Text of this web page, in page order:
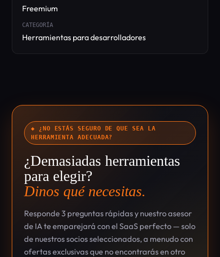
Freemium
CATEGORÍA
Herramientas para desarrolladores
◆ ¿NO ESTÁS SEGURO DE QUE SEA LA
HERRAMIENTA ADECUADA?
¿Demasiadas herramientas
para elegir?
Dinos qué necesitas.
Responde 3 preguntas rápidas y nuestro asesor
de IA te emparejará con el SaaS perfecto — solo
de nuestros socios seleccionados, a menudo con
ofertas exclusivas que no encontrarás en otro